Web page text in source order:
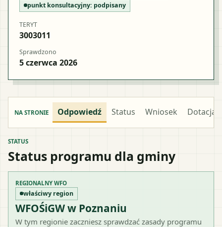
punkt konsultacyjny: podpisany
TERYT
3003011
Sprawdzono
5 czerwca 2026
NA STRONIE Odpowiedź Status Wniosek Dotacja
STATUS
Status programu dla gminy
REGIONALNY WFO
właściwy region
WFOŚiGW w Poznaniu
W tym regionie zaczniesz sprawdzać zasady programu